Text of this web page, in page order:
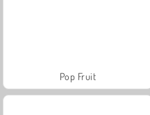
Pop Fruit